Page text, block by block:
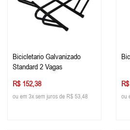
Bicicletario Galvanizado
Standard 2 Vagas
R$ 152,38
ou em 3x sem juros de R$ 53,48 ou